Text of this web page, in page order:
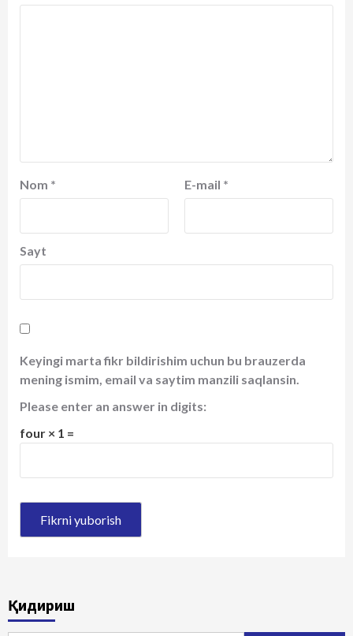
Nom * E-mail *
Sayt
Keyingi marta fikr bildirishim uchun bu brauzerda
mening ismim, email va saytim manzili saqlansin.
Please enter an answer in digits:
four × 1 =
Қидириш